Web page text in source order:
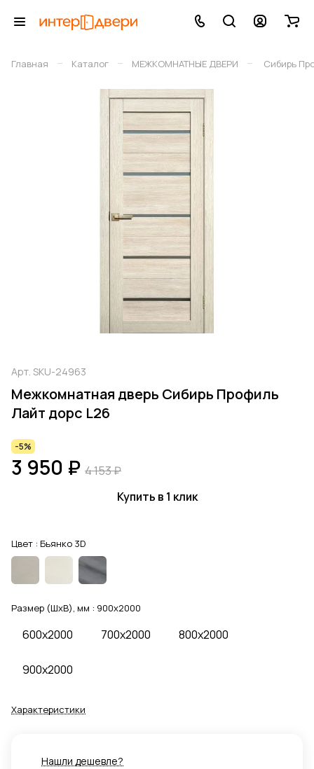
Главная – Каталог – МЕЖКОМНАТНЫЕ ДВЕРИ – Сибирь
Арт. SKU-24963
Межкомнатная дверь Сибирь Профиль
Лайт дорс L26
-5%
3 950 ₽ 4 153 ₽
Купить в 1 клик
Цвет : Бьянко 3D
Размер (ШхВ), мм : 900x2000
600x2000 700x2000 800x2000
900x2000
Характеристики
Нашли дешевле?